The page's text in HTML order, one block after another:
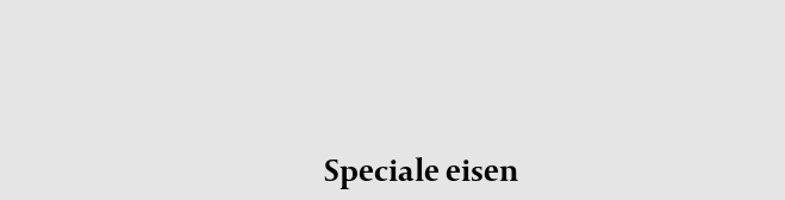
Speciale eisen